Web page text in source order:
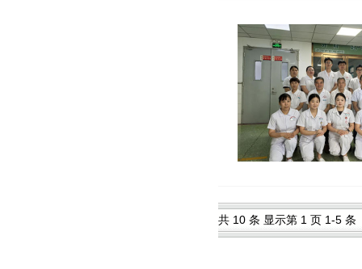
共 10 条 显示第 1 页 1-5 条